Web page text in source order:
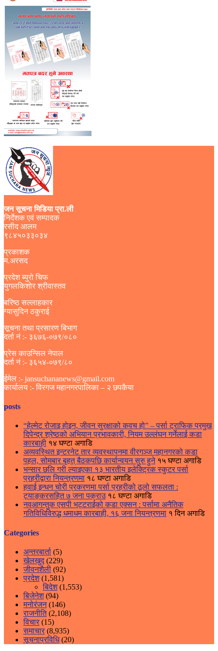
जन सूचना मिडिया प्रा.ली
निर्देशक एवं सम्पादक
रसीद आलम
९८४५०३३०३४
प्रकाशक
म.अरसद
प्रदेश ब्युरो चिफ
युगलकिशोर श्रीवास्तव
बरिष्ठ सल्लाहकार
ग्यासुदिन ठकुराई
सूचना तथा प्रसारण बिभाग
दर्ता नं :- ३६७६-०७९/०८०
प्रेस काउन्सिल नेपाल
दर्ता नं :- ३६५४-०७९/८०
ईमेल :- jansuchananews@gmail.com
कार्यालय :- विरगज महानगरपालिका – २ छपकैया
posts
“हेल्मेट रोजाइ होइन, जीवन सुरक्षाको कवच हो” – पर्सा ट्राफिक प्रमुख
दिपेन्द्र श्रेष्ठको अभियान प्रभावकारी, नियम उल्लंघन गर्नेलाई कडा
कारबाही १४ घण्टा अगाडि
अव्यवस्थित इन्टरनेट तार व्यवस्थापनमा वीरगञ्ज महानगरको कडा
पहल, सोमबार बृहत् बैठकपछि कार्यान्वयन सुरु हुने १५ घण्टा अगाडि
भन्सार छलि गरी ल्याइएका १३ भारतीय इलेक्ट्रिक स्कुटर पर्सा
प्रहरीद्वारा नियन्त्रणमा १८ घण्टा अगाडि
हवाई इन्धन चोरी प्रकरणमा पर्सा प्रहरीको ठूलो सफलता :
ट्याङ्करसहित ७ जना पक्राउ १८ घण्टा अगाडि
नवआगन्तुक एसपी भट्टराईको कडा एक्सन : पर्सामा अनैतिक
गतिविधिविरुद्ध धमाधम कारबाही, १६ जना नियन्त्रणमा १ दिन अगाडि
Categories
अन्तरबार्ता (5)
खेलखुद(229)
जीवनशैली (92)
प्रदेश(1,581)
बिदेश(1,553)
बिजेनेश(94)
मनोरंजन(146)
राजनीति(2,108)
विचार(15)
समाचार(8,935)
सूचनाप्रविधि(20)